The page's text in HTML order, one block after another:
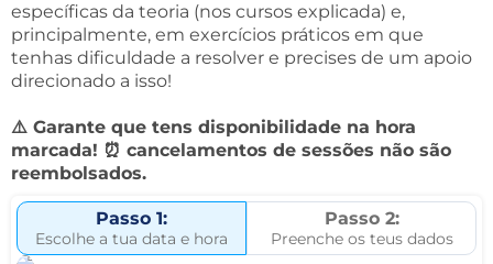
específicas da teoria (nos cursos explicada) e,
principalmente, em exercícios práticos em que
tenhas dificuldade a resolver e precises de um apoio
direcionado a isso!
⚠️ Garante que tens disponibilidade na hora
marcada! ⏰ cancelamentos de sessões não são
reembolsados.
Passo 1:
Escolhe a tua data e hora
Passo 2:
Preenche os teus dados